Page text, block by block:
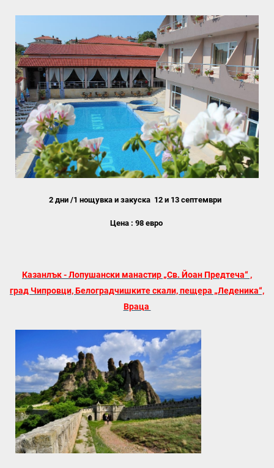
2 дни /1 нощувка и закуска 12 и 13 септември
Цена : 98 евро
Казанлък - Лопушански манастир „Св. Йоан Предтеча“ ,
град Чипровци, Белоградчишките скали, пещера „Леденика“,
Враца